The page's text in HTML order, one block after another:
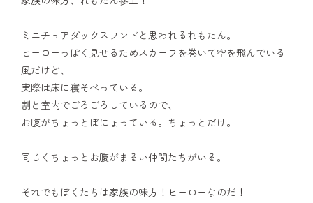
ミニチュアダックスフンドと思われるれもたん。
ヒーローっぽく見せるためスカーフを巻いて空を飛んでいる
風だけど、
実際は床に寝そべっている。
割と室内でごろごろしているので、
お腹がちょっとぽにょっている。ちょっとだけ。
同じくちょっとお腹がまるい仲間たちがいる。
それでもぼくたちは家族の味方！ヒーローなのだ！